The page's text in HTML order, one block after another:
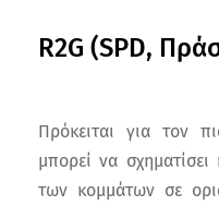
R2G (SPD,
Πρόκειται για τον
μπορεί να
των κομμάτων σε